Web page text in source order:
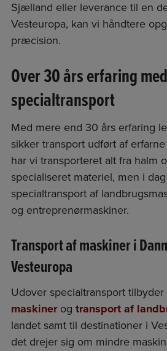
Sjælland eller leverance til en
Vesteuropa, kan vi håndtere
præcision.
Over 30 års erfaring med
specialtransport
Med mere end 30 års erfaring
sikker transport udført af
har vi transporteret alt fra halm
specialiseret materiel, men i
specialtransport af
og entreprenørmaskiner.
Transport af maskiner i
Vesteuropa
Udover specialtransport tilbyder
maskinerog transport af
landet samt til destinationer i
det drejer sig om mindre